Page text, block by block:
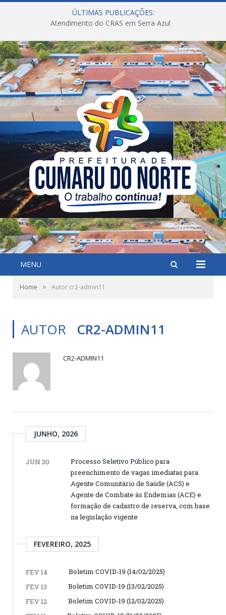
ÚLTIMAS PUBLICAÇÕES:
Atendimento do CRAS em Serra Azul
MENU
Home » Autor cr2-admin11
AUTOR CR2-ADMIN11
CR2-ADMIN11
JUNHO, 2026
JUN 30
Processo Seletivo Público para
preenchimento de vagas imediatas para
Agente Comunitário de Saúde (ACS) e
Agente de Combate às Endemias (ACE) e
formação de cadastro de reserva, com base
na legislação vigente
FEVEREIRO, 2025
FEV 14
Boletim COVID-19 (14/02/2025)
FEV 13
Boletim COVID-19 (13/02/2025)
FEV 12
Boletim COVID-19 (12/02/2025)